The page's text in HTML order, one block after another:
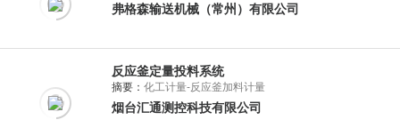
弗格森输送机械（常州）有限公司
反应釜定量投料系统
摘要： 化工计量-反应釜加料计量
烟台汇通测控科技有限公司